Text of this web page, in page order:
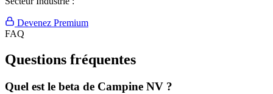
Devenez Premium
FAQ
Questions fréquentes
Quel est le beta de Campine NV ?